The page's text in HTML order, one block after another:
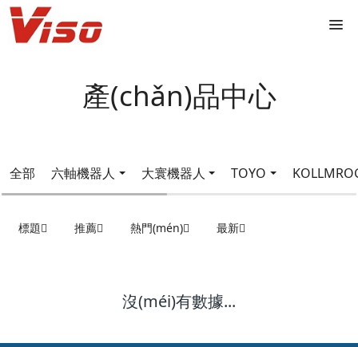
產(chǎn)品中心
全部 六軸機器人 大寰機器人 TOYO
標題 推薦 熱門(mén) 最新
沒(méi)有數據...